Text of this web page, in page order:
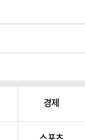
경제